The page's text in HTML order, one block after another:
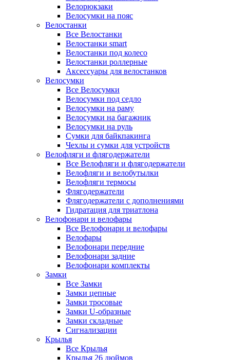
Велорюкзаки
Велосумки на пояс
Велостанки
Все Велостанки
Велостанки smart
Велостанки под колесо
Велостанки роллерные
Аксессуары для велостанков
Велосумки
Все Велосумки
Велосумки под седло
Велосумки на раму
Велосумки на багажник
Велосумки на руль
Сумки для байкпакинга
Чехлы и сумки для устройств
Велофляги и флягодержатели
Все Велофляги и флягодержатели
Велофляги и велобутылки
Велофляги термосы
Флягодержатели
Флягодержатели с дополнениями
Гидратация для триатлона
Велофонари и велофары
Все Велофонари и велофары
Велофары
Велофонари передние
Велофонари задние
Велофонари комплекты
Замки
Все Замки
Замки цепные
Замки тросовые
Замки U-образные
Замки складные
Сигнализации
Крылья
Все Крылья
Крылья 26 дюймов